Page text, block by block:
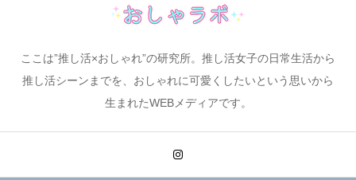
ここは”推し活×おしゃれ”の研究所。推し活女子の日常生活から
推し活シーンまでを、おしゃれに可愛くしたいという思いから
生まれたWEBメディアです。